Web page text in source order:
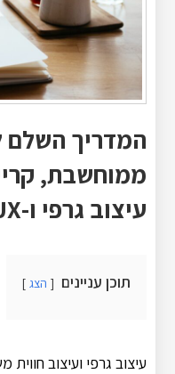
המדריך השלם
ממוחשבת,
עיצוב גרפי ו-UX
תוכן עניינים הצג